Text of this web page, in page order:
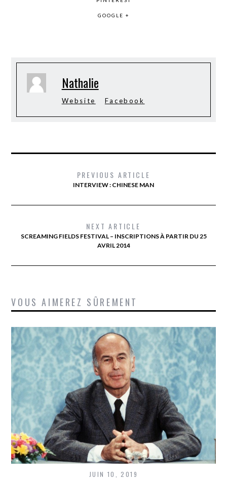
GOOGLE +
Nathalie
Website Facebook
PREVIOUS ARTICLE
INTERVIEW : CHINESE MAN
NEXT ARTICLE
SCREAMING FIELDS FESTIVAL – INSCRIPTIONS À PARTIR DU 25
AVRIL 2014
VOUS AIMEREZ SÛREMENT
JUIN 10, 2019